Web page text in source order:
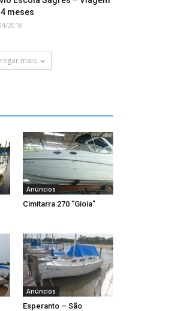
meses
2018
mais
Anúncios
Cimitarra 270 “Gioia”
Anúncios
Esperanto – São